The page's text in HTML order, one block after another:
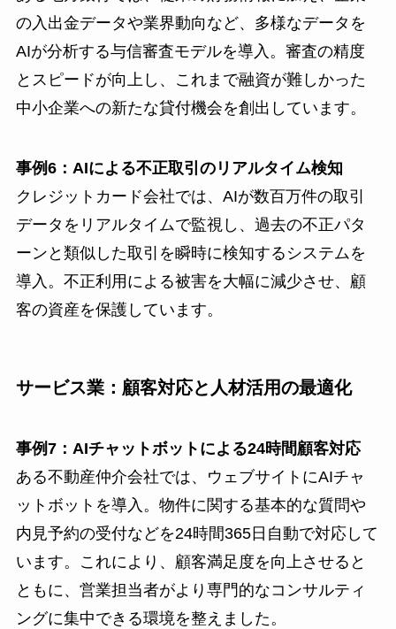
の入出金データや業界動向など、多様なデータを
AIが分析する与信審査モデルを導入。審査の精度
とスピードが向上し、これまで融資が難しかった
中小企業への新たな貸付機会を創出しています。
事例6：AIによる不正取引のリアルタイム検知
クレジットカード会社では、AIが数百万件の取引
データをリアルタイムで監視し、過去の不正パタ
ーンと類似した取引を瞬時に検知するシステムを
導入。不正利用による被害を大幅に減少させ、顧
客の資産を保護しています。
サービス業：顧客対応と人材活用の最適化
事例7：AIチャットボットによる24時間顧客対応
ある不動産仲介会社では、ウェブサイトにAIチャ
ットボットを導入。物件に関する基本的な質問や
内見予約の受付などを24時間365日自動で対応して
います。これにより、顧客満足度を向上させると
ともに、営業担当者がより専門的なコンサルティ
ングに集中できる環境を整えました。